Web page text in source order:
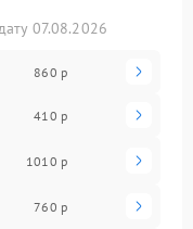
07.08.2026
860 р
410 р
1010 р
760 р